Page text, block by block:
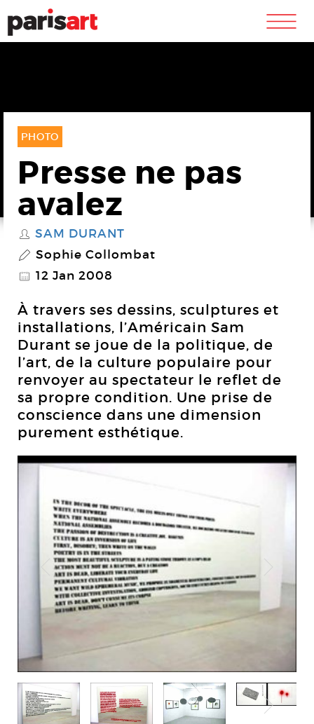
m
PHOTO
Presse ne pas
avalez
S SAM DURANT
P Sophie Collombat
@ 12 Jan 2008
À travers ses dessins, sculptures et
installations, l’Américain Sam
Durant se joue de la politique, de
l’art, de la culture populaire pour
renvoyer au spectateur le reflet de
sa propre condition. Une prise de
conscience dans une dimension
purement esthétique.